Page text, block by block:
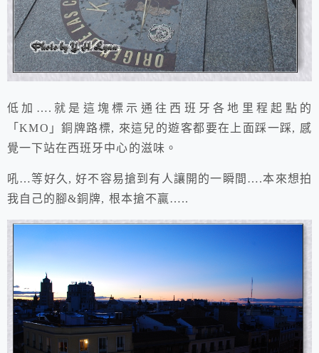
低加….就是這塊標示通往西班牙各地里程起點的
「KMO」銅牌路標, 來這兒的遊客都要在上面踩一踩, 感
覺一下站在西班牙中心的滋味。
吼…等好久, 好不容易搶到有人讓開的一瞬間….本來想拍
我自己的腳&銅牌, 根本搶不贏…..